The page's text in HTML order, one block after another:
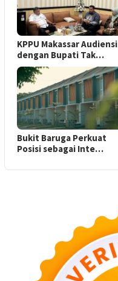
KPPU Makassar Audiensi
dengan Bupati Tak…
Bukit Baruga Perkuat
Posisi sebagai Inte…